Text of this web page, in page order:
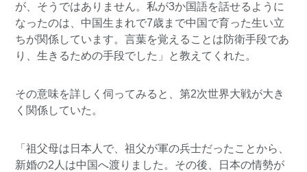
が、そうではありません。私が3か国語を話せるように
なったのは、中国生まれで7歳まで中国で育った生い立
ちが関係しています。言葉を覚えることは防衛手段であ
り、生きるための手段でした」と教えてくれた。
その意味を詳しく伺ってみると、第2次世界大戦が大き
く関係していた。
「祖父母は日本人で、祖父が軍の兵士だったことから、
新婚の2人は中国へ渡りました。その後、日本の情勢が